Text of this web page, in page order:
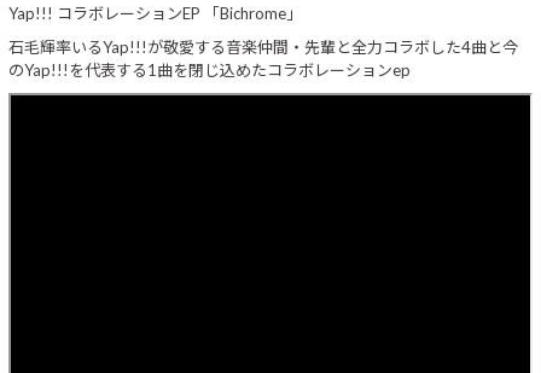
Yap!!! コラボレーションEP 「Bichrome」
石毛輝率いるYap!!!が敬愛する音楽仲間・先輩と全力コラボした4曲と今
のYap!!!を代表する1曲を閉じ込めたコラボレーションep